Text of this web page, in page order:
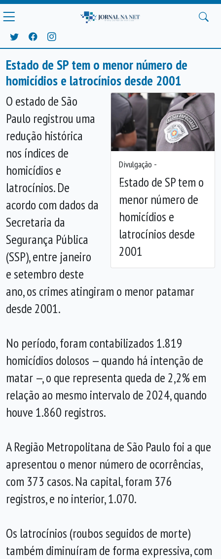
Estado de SP tem o menor número de
homicídios e latrocínios desde 2001
Divulgação -
Estado de SP tem o
menor número de
homicídios e
latrocínios desde
2001
Anterior
O estado de São
Paulo registrou uma
redução histórica
nos índices de
homicídios e
latrocínios. De
acordo com dados da
Secretaria da
Segurança Pública
(SSP), entre janeiro
e setembro deste
ano, os crimes atingiram o menor patamar
desde 2001.
No período, foram contabilizados 1.819
homicídios dolosos — quando há intenção de
matar —, o que representa queda de 2,2% em
relação ao mesmo intervalo de 2024, quando
houve 1.860 registros.
A Região Metropolitana de São Paulo foi a que
apresentou o menor número de ocorrências,
com 373 casos. Na capital, foram 376
registros, e no interior, 1.070.
Os latrocínios (roubos seguidos de morte)
também diminuíram de forma expressiva, com